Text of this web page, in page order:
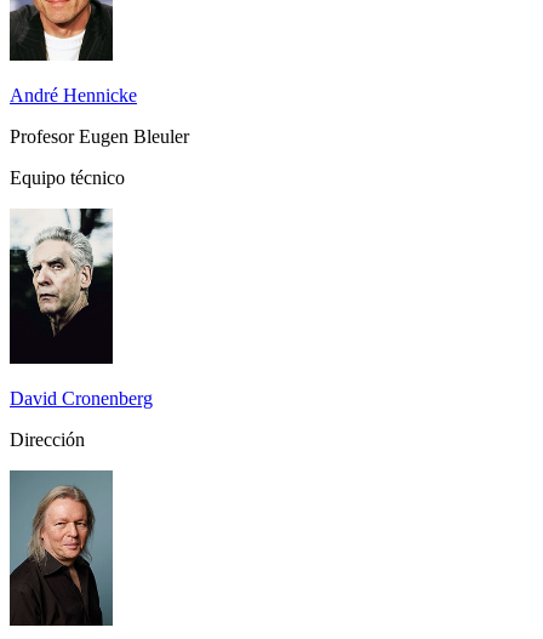
André Hennicke
Profesor Eugen Bleuler
Equipo técnico
David Cronenberg
Dirección